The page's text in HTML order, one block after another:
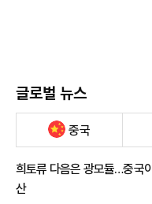
글로벌 뉴스
중국
희토류 다음은 광모듈…중국
산